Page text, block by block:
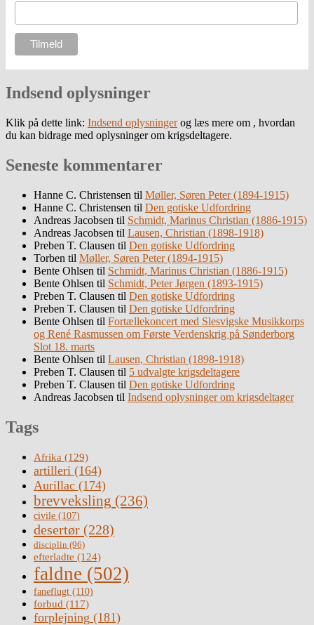
Indsend oplysninger
Klik på dette link: Indsend oplysningerog læs mere om , hvordan
du kan bidrage med oplysninger om krigsdeltagere.
Seneste kommentarer
Hanne C. Christensen til Møller, Søren Peter (1894-1915)
Hanne C. Christensen til Den gotiske Udfordring
Andreas Jacobsen til Schmidt, Marinus Christian (1886-1915)
Andreas Jacobsen til Lausen, Christian (1898-1918)
Preben T. Clausen til Den gotiske Udfordring
Torben til Møller, Søren Peter (1894-1915)
Bente Ohlsen til Schmidt, Marinus Christian (1886-1915)
Bente Ohlsen til Schmidt, Peter Jørgen (1893-1915)
Preben T. Clausen til Den gotiske Udfordring
Preben T. Clausen til Den gotiske Udfordring
Bente Ohlsen til Fortællekoncert med Slesvigske Musikkorps
og René Rasmussen om Første Verdenskrig på Sønderborg
Slot 18. marts
Bente Ohlsen til Lausen, Christian (1898-1918)
Preben T. Clausen til 5 udvalgte krigsdeltagere
Preben T. Clausen til Den gotiske Udfordring
Andreas Jacobsen til Indsend oplysninger om krigsdeltager
Tags
Afrika (129)
artilleri (164)
Aurillac (174)
brevveksling (236)
civile (107)
desertør (228)
disciplin (96)
efterladte (124)
faldne (502)
faneflugt (110)
forbud (117)
forplejning (181)